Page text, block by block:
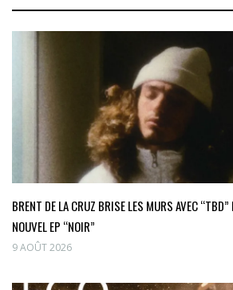
BRENT DE LA CRUZ BRISE LES MURS AVEC “TBD”
NOUVEL EP “NOIR”
9 AOÛT 2026